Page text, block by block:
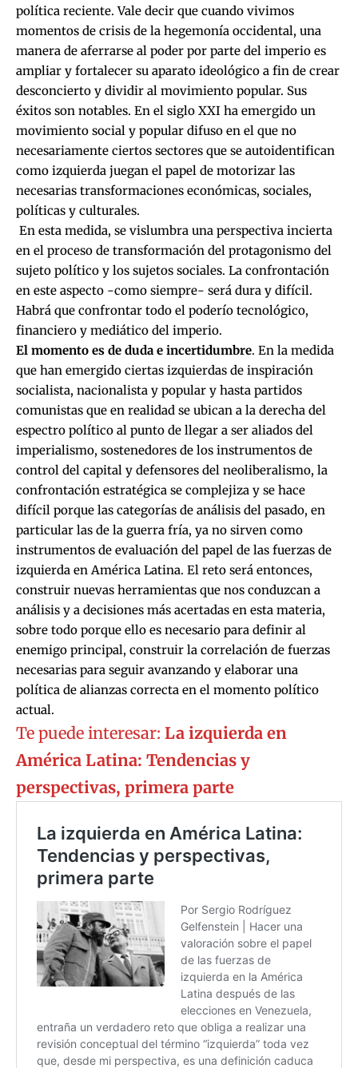
política reciente. Vale decir que cuando vivimos
momentos de crisis de la hegemonía occidental, una
manera de aferrarse al poder por parte del imperio es
ampliar y fortalecer su aparato ideológico a fin de crear
desconcierto y dividir al movimiento popular. Sus
éxitos son notables. En el siglo XXI ha emergido un
movimiento social y popular difuso en el que no
necesariamente ciertos sectores que se autoidentifican
como izquierda juegan el papel de motorizar las
necesarias transformaciones económicas, sociales,
políticas y culturales.
En esta medida, se vislumbra una perspectiva incierta
en el proceso de transformación del protagonismo del
sujeto político y los sujetos sociales. La confrontación
en este aspecto -como siempre- será dura y difícil.
Habrá que confrontar todo el poderío tecnológico,
financiero y mediático del imperio.
El momento es de duda e incertidumbre. En la medida
que han emergido ciertas izquierdas de inspiración
socialista, nacionalista y popular y hasta partidos
comunistas que en realidad se ubican a la derecha del
espectro político al punto de llegar a ser aliados del
imperialismo, sostenedores de los instrumentos de
control del capital y defensores del neoliberalismo, la
confrontación estratégica se complejiza y se hace
difícil porque las categorías de análisis del pasado, en
particular las de la guerra fría, ya no sirven como
instrumentos de evaluación del papel de las fuerzas de
izquierda en América Latina. El reto será entonces,
construir nuevas herramientas que nos conduzcan a
análisis y a decisiones más acertadas en esta materia,
sobre todo porque ello es necesario para definir al
enemigo principal, construir la correlación de fuerzas
necesarias para seguir avanzando y elaborar una
política de alianzas correcta en el momento político
actual.
Te puede interesar: La izquierda en
América Latina: Tendencias y
perspectivas, primera parte